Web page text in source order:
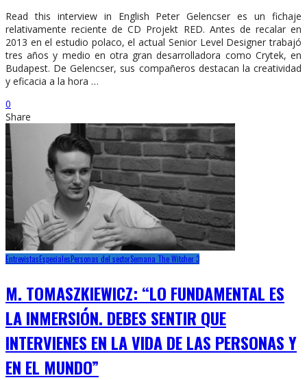
Read this interview in English Peter Gelencser es un fichaje
relativamente reciente de CD Projekt RED. Antes de recalar en
2013 en el estudio polaco, el actual Senior Level Designer trabajó
tres años y medio en otra gran desarrolladora como Crytek, en
Budapest. De Gelencser, sus compañeros destacan la creatividad
y eficacia a la hora …
0
Share
EntrevistasEspecialesPersonas del sectorSemana The Witcher 3
M. TOMASZKIEWICZ: “LO FUNDAMENTAL ES
LA INMERSIÓN. DEBES SENTIR QUE
INTERVIENES EN LA VIDA DE LAS PERSONAS Y
EN EL MUNDO”